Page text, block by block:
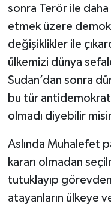
sonra Terör ile daha
etmek üzere
değişiklikler ile
ülkemizi dünya
Sudan’dan sonra
bu tür
olmadı diyebilir
Aslında Muhalefet
kararı olmadan
tutuklayıp
atayanların ülkeye